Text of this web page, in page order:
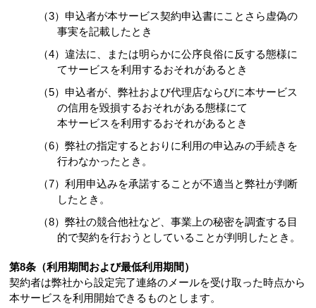
（3）申込者が本サービス契約申込書にことさら虚偽の
事実を記載したとき
（4）違法に、または明らかに公序良俗に反する態様に
てサービスを利用するおそれがあるとき
（5）申込者が、弊社および代理店ならびに本サービス
の信用を毀損するおそれがある態様にて
本サービスを利用するおそれがあるとき
（6）弊社の指定するとおりに利用の申込みの手続きを
行わなかったとき。
（7）利用申込みを承諾することが不適当と弊社が判断
したとき。
（8）弊社の競合他社など、事業上の秘密を調査する目
的で契約を行おうとしていることが判明したとき。
第8条（利用期間および最低利用期間）
契約者は弊社から設定完了連絡のメールを受け取った時点から
本サービスを利用開始できるものとします。